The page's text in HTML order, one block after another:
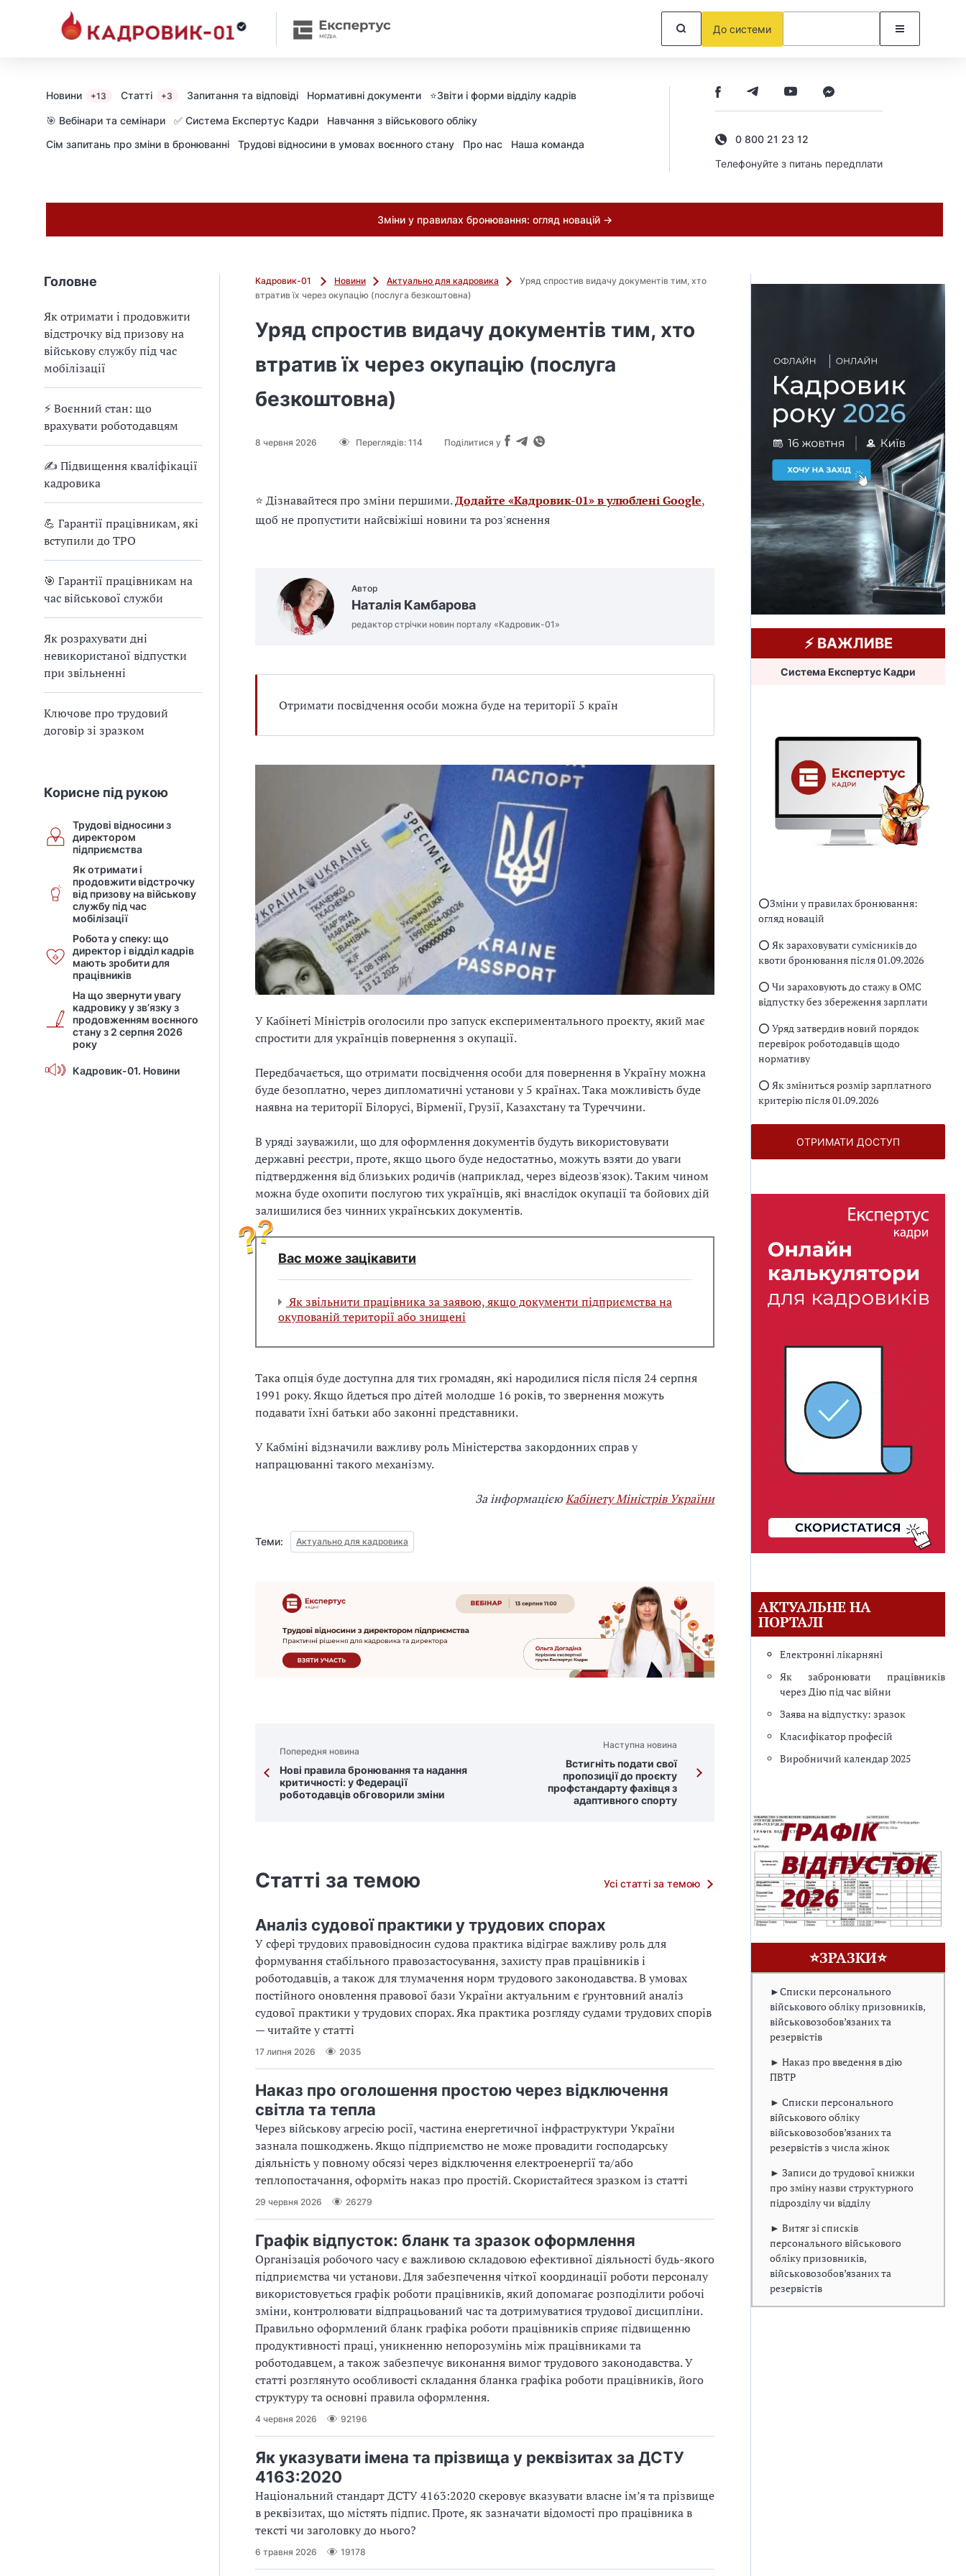
До системи
Новини +13 Статті +3 Запитання та відповіді Нормативні документи ⭐️Звіти і форми відділу кадрів
🎯 Вебінари та семінари ✅ Система Експертус Кадри
Навчання з військового обліку
Сім запитань про зміни в бронюванні
Трудові відносини в умовах воєнного стану Про нас Наша команда
0 800 21 23 12
Телефонуйте з питань передплати
Зміни у правилах бронювання: огляд новацій →
Головне
Як отримати і продовжити
відстрочку від призову на
військову службу під час
мобілізації
⚡ Воєнний стан: що
врахувати роботодавцям
✍ Підвищення кваліфікації
кадровика
💪 Гарантії працівникам, які
вступили до ТРО
🎯 Гарантії працівникам на
час військової служби
Як розрахувати дні
невикористаної відпустки
при звільненні
Ключове про трудовий
договір зі зразком
Корисне під рукою
Трудові відносини з
директором
підприємства
Як отримати і
продовжити відстрочку
від призову на військову
службу під час
мобілізації
Робота у спеку: що
директор і відділ кадрів
мають зробити для
працівників
На що звернути увагу
кадровику у зв’язку з
продовженням воєнного
стану з 2 серпня 2026
року
Кадровик-01. Новини
Кадровик-01 Новини Актуально для кадровика
Уряд спростив видачу документів тим, хто
втратив їх через окупацію (послуга безкоштовна)
Уряд спростив видачу документів тим, хто
втратив їх через окупацію (послуга
безкоштовна)
8 червня 2026 Переглядів: 114 Поділитися у
⭐ Дізнавайтеся про зміни першими.Додайте «Кадровик-01» в улюблені Google,
щоб не пропустити найсвіжіші новини та роз'яснення
Автор
Наталія Камбарова
редактор стрічки новин порталу «Кадровик-01»
Отримати посвідчення особи можна буде на території 5 країн
У Кабінеті Міністрів оголосили про запуск експериментального проєкту, який має
спростити для українців повернення з окупації.
Передбачається, що отримати посвідчення особи для повернення в Україну можна
буде безоплатно, через дипломатичні установи у 5 країнах. Така можливість буде
наявна на території Білорусі, Вірменії, Грузії, Казахстану та Туреччини.
В уряді зауважили, що для оформлення документів будуть використовувати
державні реєстри, проте, якщо цього буде недостатньо, можуть взяти до уваги
підтвердження від близьких родичів (наприклад, через відеозв'язок). Таким чином
можна буде охопити послугою тих українців, які внаслідок окупації та бойових дій
залишилися без чинних українських документів.
Вас може зацікавити
Як звільнити працівника за заявою, якщо документи підприємства на
окупованій території або знищені
Така опція буде доступна для тих громадян, які народилися після після 24 серпня
1991 року. Якщо йдеться про дітей молодше 16 років, то звернення можуть
подавати їхні батьки або законні представники.
У Кабміні відзначили важливу роль Міністерства закордонних справ у
напрацюванні такого механізму.
За інформацієюКабінету Міністрів України
Теми: Актуально для кадровика
Попередня новина
Нові правила бронювання та надання
критичності: у Федерації
роботодавців обговорили зміни
Наступна новина
Встигніть подати свої
пропозиції до проєкту
профстандарту фахівця з
адаптивного спорту
Статті за темою Усі статті за темою
Аналіз судової практики у трудових спорах
У сфері трудових правовідносин судова практика відіграє важливу роль для
формування стабільного правозастосування, захисту прав працівників і
роботодавців, а також для тлумачення норм трудового законодавства. В умовах
постійного оновлення правової бази України актуальним є ґрунтовний аналіз
судової практики у трудових спорах. Яка практика розгляду судами трудових спорів
— читайте у статті
17 липня 2026 2035
Наказ про оголошення простою через відключення
світла та тепла
Через військову агресію росії, частина енергетичної інфраструктури України
зазнала пошкоджень. Якщо підприємство не може провадити господарську
діяльність у повному обсязі через відключення електроенергії та/або
теплопостачання, оформіть наказ про простій. Скористайтеся зразком із статті
29 червня 2026 26279
Графік відпусток: бланк та зразок оформлення
Організація робочого часу є важливою складовою ефективної діяльності будь-якого
підприємства чи установи. Для забезпечення чіткої координації роботи персоналу
використовується графік роботи працівників, який допомагає розподілити робочі
зміни, контролювати відпрацьований час та дотримуватися трудової дисципліни.
Правильно оформлений бланк графіка роботи працівників сприяє підвищенню
продуктивності праці, уникненню непорозумінь між працівниками та
роботодавцем, а також забезпечує виконання вимог трудового законодавства. У
статті розглянуто особливості складання бланка графіка роботи працівників, його
структуру та основні правила оформлення.
4 червня 2026 92196
Як указувати імена та прізвища у реквізитах за ДСТУ
4163:2020
Національний стандарт ДСТУ 4163:2020 скеровує вказувати власне ім’я та прізвище
в реквізитах, що містять підпис. Проте, як зазначати відомості про працівника в
тексті чи заголовку до нього?
6 травня 2026 19178
⚡️ ВАЖЛИВЕ
Система Експертус Кадри
⭕️Зміни у правилах бронювання:
огляд новацій
⭕️ Як зараховувати сумісників до
квоти бронювання після 01.09.2026
⭕️ Чи зараховують до стажу в ОМС
відпустку без збереження зарплати
⭕️ Уряд затвердив новий порядок
перевірок роботодавців щодо
нормативу
⭕️ Як зміниться розмір зарплатного
критерію після 01.09.2026
ОТРИМАТИ ДОСТУП
АКТУАЛЬНЕ НА
ПОРТАЛІ
Електронні лікарняні
Як забронювати працівників
через Дію під час війни
Заява на відпустку: зразок
Класифікатор професій
Виробничий календар 2025
⭐ЗРАЗКИ⭐
►Списки персонального
військового обліку призовників,
військовозобов’язаних та
резервістів
► Наказ про введення в дію
ПВТР
► Списки персонального
військового обліку
військовозобов’язаних та
резервістів з числа жінок
► Записи до трудової книжки
про зміну назви структурного
підрозділу чи відділу
► Витяг зі списків
персонального військового
обліку призовників,
військовозобов’язаних та
резервістів